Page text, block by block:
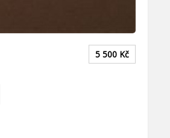
5 500 Kč